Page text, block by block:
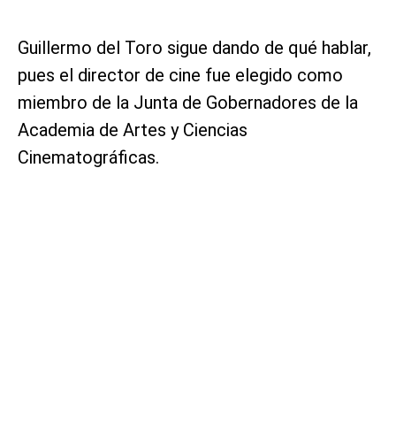
Guillermo del Toro sigue dando de qué hablar,
pues el director de cine fue elegido como
miembro de la Junta de Gobernadores de la
Academia de Artes y Ciencias
Cinematográficas.